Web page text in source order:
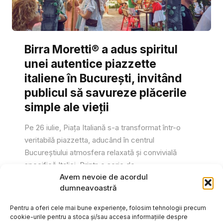
Avem nevoie de acordul
dumneavoastră
Pentru a oferi cele mai bune experiențe, folosim tehnologii precum
cookie-urile pentru a stoca și/sau accesa informațiile despre
Birra Moretti® a adus spiritul
unei autentice piazzette
italiene în București, invitând
publicul să savureze plăcerile
simple ale vieții
Pe 26 iulie, Piața Italiană s-a transformat într-o
veritabilă piazzetta, aducând în centrul
Bucureștiului atmosfera relaxată și convivială
specifică Italiei. Printr-o serie de...
Gabriel Barliga